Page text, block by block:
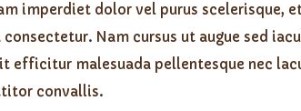
imperdiet dolor vel purus scelerisque,
Nam cursus ut augue sed
efficitur malesuada pellentesque nec
convallis.